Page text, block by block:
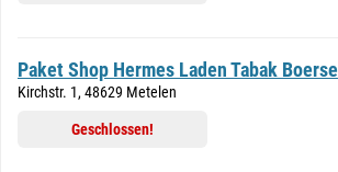
Paket Shop Hermes Laden Tabak Boerse
Kirchstr. 1, 48629 Metelen
Geschlossen!